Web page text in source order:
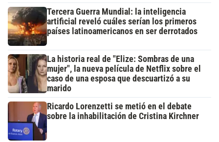
Tercera Guerra Mundial: la inteligencia
artificial reveló cuáles serían los primeros
países latinoamericanos en ser derrotados
La historia real de "Elize: Sombras de una
mujer", la nueva película de Netflix sobre el
caso de una esposa que descuartizó a su
marido
Ricardo Lorenzetti se metió en el debate
sobre la inhabilitación de Cristina Kirchner